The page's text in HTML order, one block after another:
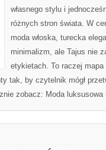
własnego stylu i
różnych stron świata. W
moda włoska, turecka
minimalizm, ale Tajus nie
etykietach. To raczej
tak, by czytelnik mógł
zobacz: Moda